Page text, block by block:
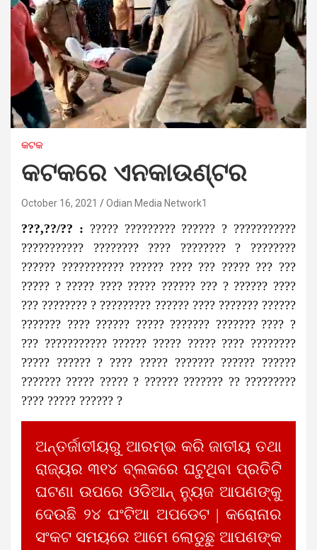
କଟକ
କଟକରେ ଏନକାଉଣ୍ଟର
October 16, 2021 Odian Media Network1
???,??/?? : ????? ????????? ?????? ? ???????????
??????????? ???????? ???? ???????? ? ????????
?????? ??????????? ?????? ???? ??? ????? ??? ???
????? ? ????? ???? ????? ?????? ??? ? ?????? ????
??? ???????? ? ????????? ?????? ???? ??????? ??????
??????? ???? ?????? ????? ??????? ??????? ???? ?
??? ??????????? ?????? ????? ????? ???? ????????
????? ?????? ? ???? ????? ??????? ?????? ??????
??????? ????? ????? ? ?????? ??????? ?? ?????????
???? ????? ?????? ?
ଅନ୍ତର୍ଜାତୀୟରୁ ଆରମ୍ଭ କରି ଜାତୀୟ ତଥା
ରାଜ୍ୟର ୩୧୪ ବ୍ଲକରେ ଘଟୁଥିବା ପ୍ରତିଟି
ଘଟଣା ଉପରେ ଓଡିଆନ୍ ନ୍ୟୁଜ ଆପଣଙ୍କୁ
ଦେଉଛି ୨୪ ଘଂଟିଆ ଅପଡେଟ | କରୋନାର
ସଂକଟ ସମୟରେ ଆମେ ଲୋଡୁଛୁ ଆପଣଙ୍କ